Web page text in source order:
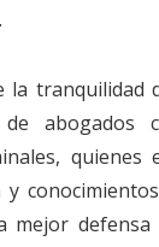
la tranquilidad
abogados
quienes
y
mejor defensa